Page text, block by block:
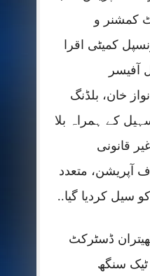
کمشنر و
کمیٹی اقرا
آفیسر
خان، بلڈنگ
کے ہمراہ بلا
قانونی
آپریشن، متعدد
سیل کردیا گیا..
ڈسٹرکٹ
ٹیک سنگھ